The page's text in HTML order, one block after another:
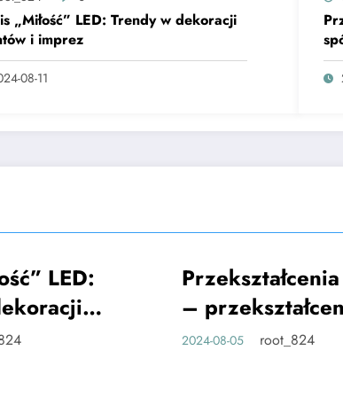
„Miłość” LED: Trendy w dekoracji
i imprez
08-11
LED:
CIEKAWE
–
spółki
2024-08-05 root_824